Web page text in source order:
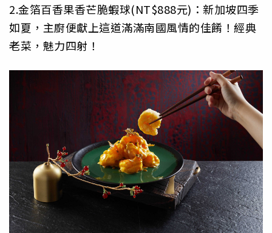
2.金箔百香果香芒脆蝦球(NT$888元)：新加坡四季
如夏，主廚便獻上這道滿滿南國風情的佳餚！經典
老菜，魅力四射！